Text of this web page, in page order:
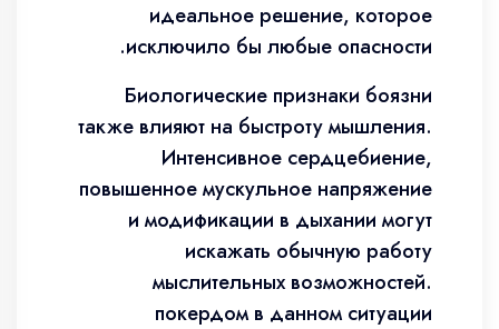
идеальное решение, которое
исключило бы любые опасности.
Биологические признаки боязни
также влияют на быстроту мышления.
Интенсивное сердцебиение,
повышенное мускульное напряжение
и модификации в дыхании могут
искажать обычную работу
мыслительных возможностей.
покердом в данном ситуации